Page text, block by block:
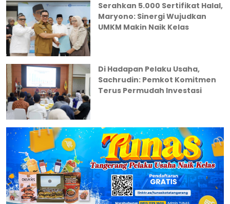
Serahkan 5.000 Sertifikat Halal,
Maryono: Sinergi Wujudkan
UMKM Makin Naik Kelas
Di Hadapan Pelaku Usaha,
Sachrudin: Pemkot Komitmen
Terus Permudah Investasi